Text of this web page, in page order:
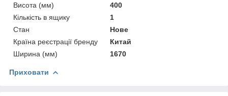
Висота (мм)
400
Кількість в ящику
1
Стан
Нове
Країна реєстрації бренду
Китай
Ширина (мм)
1670
Приховати